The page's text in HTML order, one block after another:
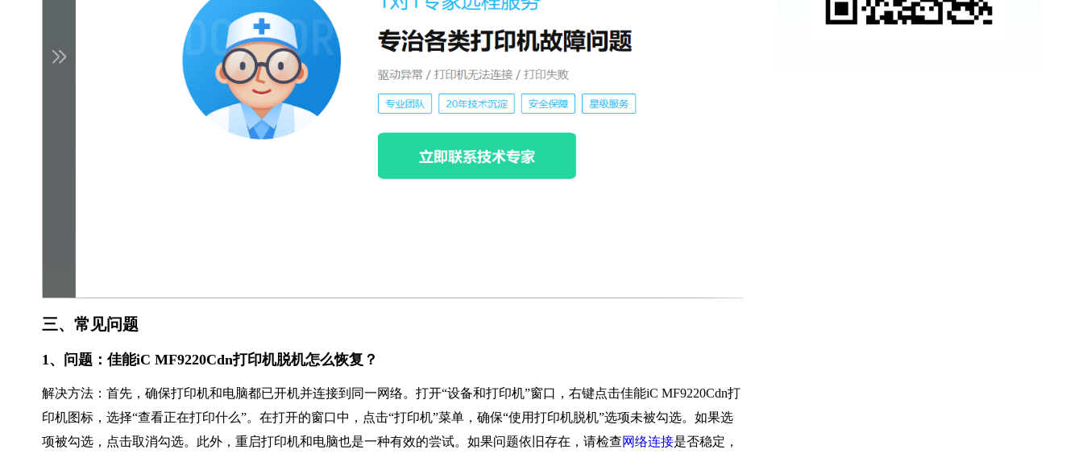
三、常见问题
1、问题：佳能iC MF9220Cdn打印机脱机怎么恢复？
解决方法：首先，确保打印机和电脑都已开机并连接到同一网络。打开“设备和打印机”窗口，右键点击佳能iC MF9220Cdn打
印机图标，选择“查看正在打印什么”。在打开的窗口中，点击“打印机”菜单，确保“使用打印机脱机”选项未被勾选。如果选
项被勾选，点击取消勾选。此外，重启打印机和电脑也是一种有效的尝试。如果问题依旧存在，请检查网络连接是否稳定，